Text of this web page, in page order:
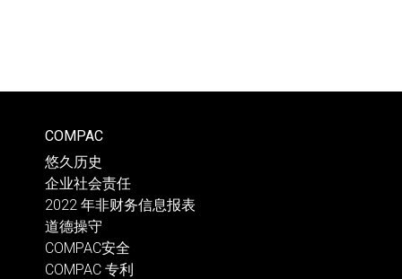
COMPAC
悠久历史
企业社会责任
2022 年非财务信息报表
道德操守
COMPAC安全
COMPAC 专利